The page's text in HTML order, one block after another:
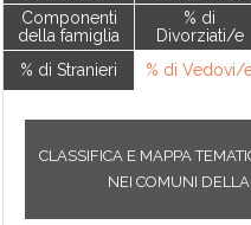
Componenti
della famiglia
% di Stranieri
% di
Divorziati/e
% di Vedovi/
CLASSIFICA E MAPPA
NEI COMUNI